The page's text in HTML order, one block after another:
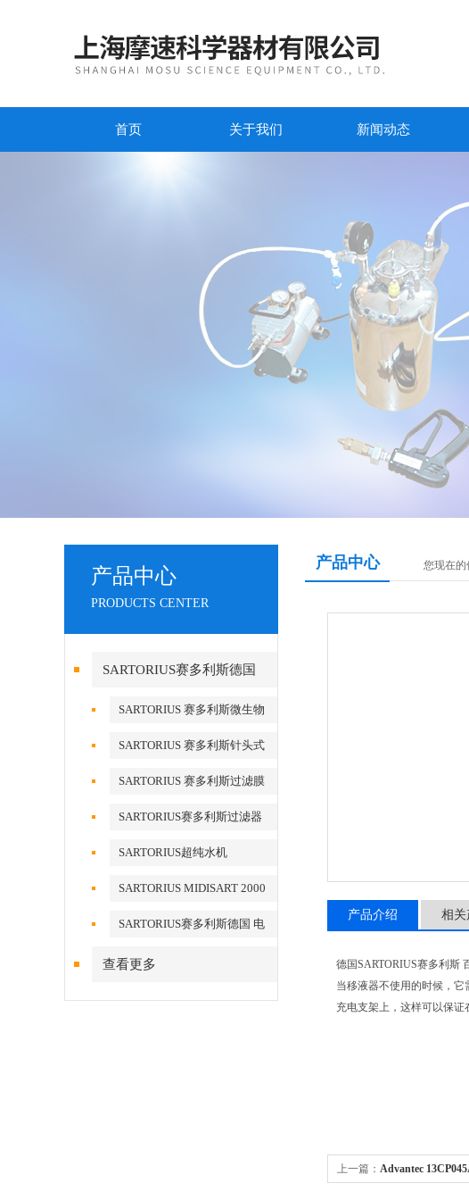
首页 关于我们 新闻动态
产品中心
PRODUCTS CENTER
SARTORIUS赛多利斯德国
SARTORIUS 赛多利斯微生物
SARTORIUS 赛多利斯针头式
SARTORIUS 赛多利斯过滤膜
SARTORIUS赛多利斯过滤器
SARTORIUS超纯水机
SARTORIUS MIDISART 2000
SARTORIUS赛多利斯德国 电
查看更多
产品中心 您现在的
产品介绍 相关
德国SARTORIUS赛多利斯
当移液器不使用的时候，
充电支架上，这样可以保证
上一篇： Advantec